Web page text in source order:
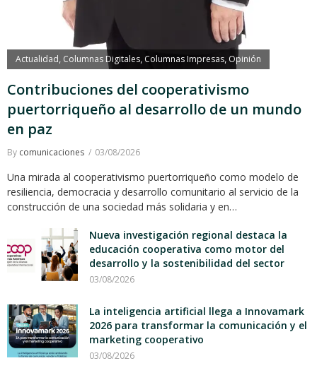
Actualidad, Columnas Digitales, Columnas Impresas, Opinión
Contribuciones del cooperativismo
puertorriqueño al desarrollo de un mundo
en paz
By comunicaciones 03/08/2026
Una mirada al cooperativismo puertorriqueño como modelo de
resiliencia, democracia y desarrollo comunitario al servicio de la
construcción de una sociedad más solidaria y en…
Nueva investigación regional destaca la
educación cooperativa como motor del
desarrollo y la sostenibilidad del sector
03/08/2026
La inteligencia artificial llega a Innovamark
2026 para transformar la comunicación y el
marketing cooperativo
03/08/2026